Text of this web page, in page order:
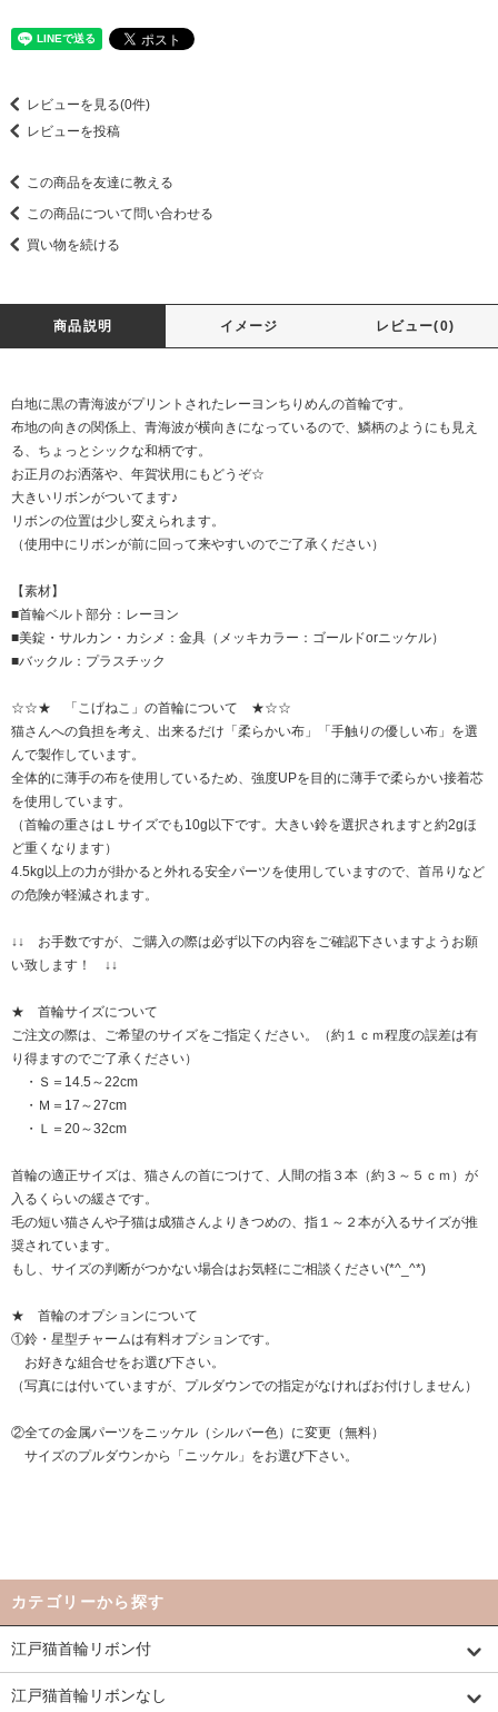
レビューを見る(0件)
レビューを投稿
この商品を友達に教える
この商品について問い合わせる
買い物を続ける
商品説明 イメージ レビュー(0)
白地に黒の青海波がプリントされたレーヨンちりめんの首輪です。
布地の向きの関係上、青海波が横向きになっているので、鱗柄のようにも見え
る、ちょっとシックな和柄です。
お正月のお洒落や、年賀状用にもどうぞ☆
大きいリボンがついてます♪
リボンの位置は少し変えられます。
（使用中にリボンが前に回って来やすいのでご了承ください）
【素材】
■首輪ベルト部分：レーヨン
■美錠・サルカン・カシメ：金具（メッキカラー：ゴールドorニッケル）
■バックル：プラスチック
☆☆★ 「こげねこ」の首輪について ★☆☆
猫さんへの負担を考え、出来るだけ「柔らかい布」「手触りの優しい布」を選
んで製作しています。
全体的に薄手の布を使用しているため、強度UPを目的に薄手で柔らかい接着芯
を使用しています。
（首輪の重さはＬサイズでも10g以下です。大きい鈴を選択されますと約2gほ
ど重くなります）
4.5kg以上の力が掛かると外れる安全パーツを使用していますので、首吊りなど
の危険が軽減されます。
↓↓ お手数ですが、ご購入の際は必ず以下の内容をご確認下さいますようお願
い致します！ ↓↓
★ 首輪サイズについて
ご注文の際は、ご希望のサイズをご指定ください。（約１ｃｍ程度の誤差は有
り得ますのでご了承ください）
・Ｓ＝14.5～22cm
・Ｍ＝17～27cm
・Ｌ＝20～32cm
首輪の適正サイズは、猫さんの首につけて、人間の指３本（約３～５ｃｍ）が
入るくらいの緩さです。
毛の短い猫さんや子猫は成猫さんよりきつめの、指１～２本が入るサイズが推
奨されています。
もし、サイズの判断がつかない場合はお気軽にご相談ください(*^_^*)
★ 首輪のオプションについて
①鈴・星型チャームは有料オプションです。
お好きな組合せをお選び下さい。
（写真には付いていますが、プルダウンでの指定がなければお付けしません）
②全ての金属パーツをニッケル（シルバー色）に変更（無料）
サイズのプルダウンから「ニッケル」をお選び下さい。
カテゴリーから探す
江戸猫首輪リボン付
江戸猫首輪リボンなし